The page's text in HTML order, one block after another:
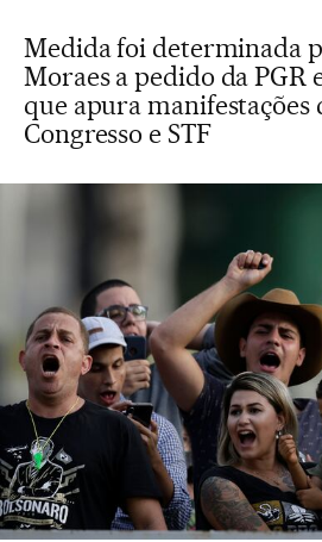
Medida foi determinada
Moraes a pedido da
que apura manifestações
Congresso e STF